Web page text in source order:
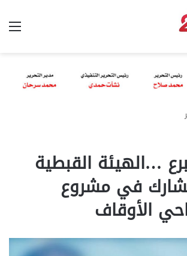
تبرع …الهيئة القبطية
تشارك في مشروع
الأوقاف